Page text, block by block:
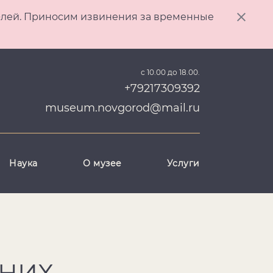
Приносим извинения за временные
с 10.00 до 18.00.
+79217309392
museum.novgorod@mail.ru
Наука О музее Услуги